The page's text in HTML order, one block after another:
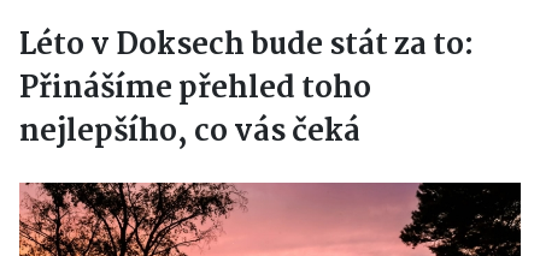
Léto v Doksech bude stát za to:
Přinášíme přehled toho
nejlepšího, co vás čeká